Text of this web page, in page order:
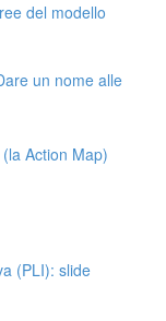
del modello
un nome alle
Action Map)
(PLI): slide